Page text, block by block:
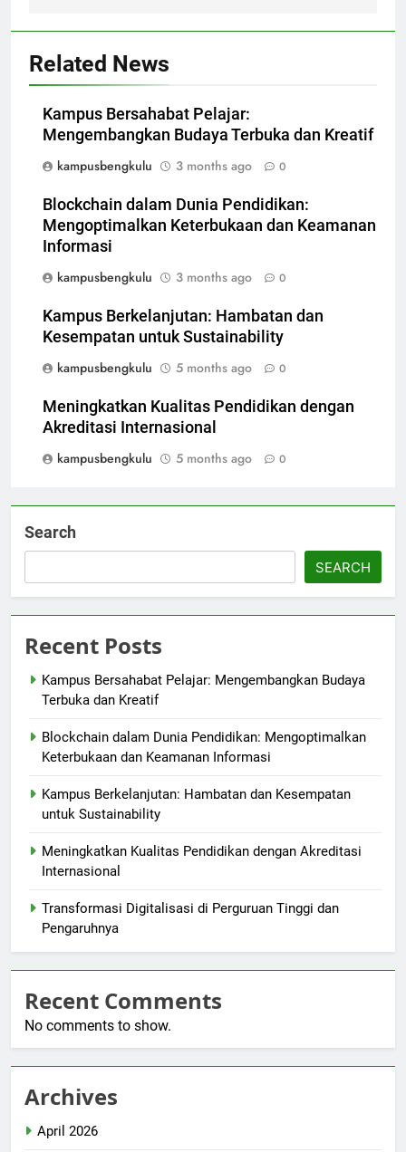
Related News
Kampus Bersahabat Pelajar:
Mengembangkan Budaya Terbuka dan Kreatif
kampusbengkulu
3 months ago 0
Blockchain dalam Dunia Pendidikan:
Mengoptimalkan Keterbukaan dan Keamanan
Informasi
kampusbengkulu
3 months ago 0
Kampus Berkelanjutan: Hambatan dan
Kesempatan untuk Sustainability
kampusbengkulu
5 months ago 0
Meningkatkan Kualitas Pendidikan dengan
Akreditasi Internasional
kampusbengkulu
5 months ago 0
Search
SEARCH
Recent Posts
Kampus Bersahabat Pelajar: Mengembangkan Budaya
Terbuka dan Kreatif
Blockchain dalam Dunia Pendidikan: Mengoptimalkan
Keterbukaan dan Keamanan Informasi
Kampus Berkelanjutan: Hambatan dan Kesempatan
untuk Sustainability
Meningkatkan Kualitas Pendidikan dengan Akreditasi
Internasional
Transformasi Digitalisasi di Perguruan Tinggi dan
Pengaruhnya
Recent Comments
No comments to show.
Archives
April 2026